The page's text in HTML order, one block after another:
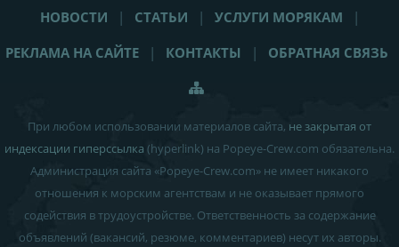
НОВОСТИ | СТАТЬИ | УСЛУГИ МОРЯКАМ
|
РЕКЛАМА НА САЙТЕ
| КОНТАКТЫ | ОБРАТНАЯ СВЯЗЬ
При любом использовании материалов сайта, не закрытая от
индексации гиперссылка (hyperlink) на Popeye-Crew.com обязательна.
Администрация сайта «Popeye-Crew.com» не имеет никакого
отношения к морским агентствам и не оказывает прямого
содействия в трудоустройстве. Ответственность за содержание
объявлений (вакансий, резюме, комментариев) несут их авторы.